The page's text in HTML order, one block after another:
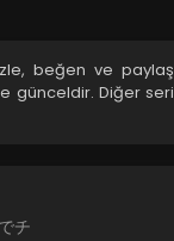
beğen ve paylaş
günceldir. Diğer seri
チ